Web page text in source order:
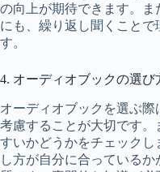
の向上が期待できます。
にも、繰り返し聞くことで
す。
4. オーディオブックの選び
オーディオブックを選ぶ
考慮することが大切です
すいかどうかをチェック
し方が自分に合っている